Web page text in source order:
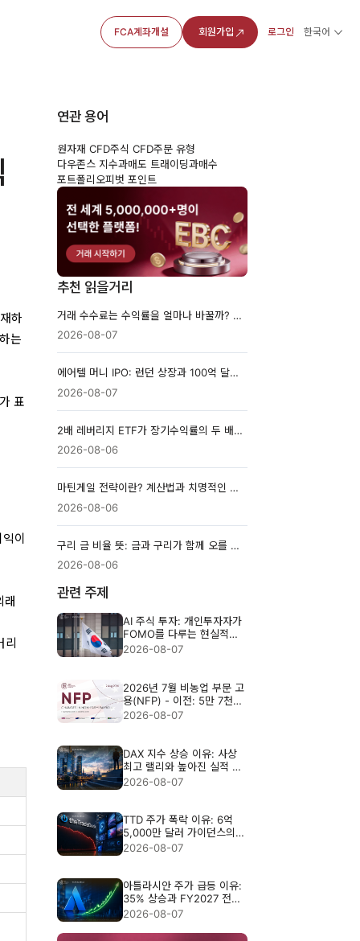
FCA계좌개설 회원가입 로그인 한국어
하
는
표
이
연관 용어
원자재 CFD주식 CFD주문 유형
다우존스 지수과매도 트래이딩과매수
포트폴리오피벗 포인트
추천 읽을거리
거래 수수료는 수익률을 얼마나 바꿀까? 실제 계산과 절감법
2026-08-07
에어텔 머니 IPO: 런던 상장과 100억 달러 기업가치 분석
2026-08-07
2배 레버리지 ETF가 장기수익률의 두 배가 아닌 이유
2026-08-06
마틴게일 전략이란? 계산법과 치명적인 위험 완전 정리
2026-08-06
구리 금 비율 뜻: 금과 구리가 함께 오를 때의 시장 신호
2026-08-06
관련 주제
AI 주식 투자: 개인투자자가
FOMO를 다루는 현실적인
방법
2026-08-07
2026년 7월 비농업 부문 고
용(NFP) - 이전: 5만 7천
명, 예상: 8만 3천 명
2026-08-07
DAX 지수 상승 이유: 사상
최고 랠리와 높아진 실적 기
준
2026-08-07
TTD 주가 폭락 이유: 6억
5,000만 달러 가이던스의
충격
2026-08-07
아틀라시안 주가 급등 이유:
35% 상승과 FY2027 전망
분석
2026-08-07